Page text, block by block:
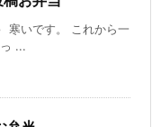
寒いです。 これから一
...